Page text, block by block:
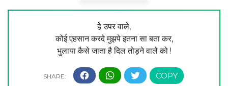
हे उपर वाले,
कोई एहसान करदे मुझपे इतना सा बता कर,
भुलाया कैसे जाता है दिल तोड़ने वाले को !